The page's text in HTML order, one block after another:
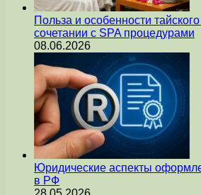
Польза и особенности
сочетании с SPA процедурами
08.06.2026
Юридические аспекты
в РФ